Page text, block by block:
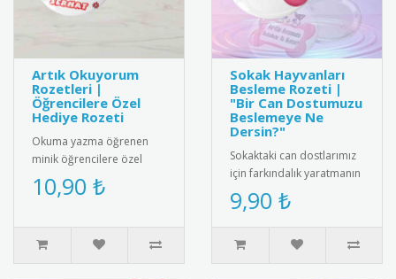
Artık Okuyorum
Rozetleri |
Öğrencilere Özel
Hediye Rozeti
Okuma yazma öğrenen
minik öğrencilere özel
olarak tasarlanmış "Artık
Okuyorum" rozetleri ile bu
10,90 ₺
Sokak Hayvanları
Besleme Rozeti |
"Bir Can Dostumuzu
Beslemeye Ne
Dersin?"
Sokaktaki can dostlarımız
için farkındalık yaratmanın
en sevimli yolu! Üzerindeki
"Bir Can Dostumuzu..
9,90 ₺